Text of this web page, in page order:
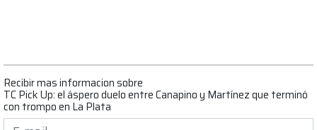
Recibir mas informacion sobre
TC Pick Up: el áspero duelo entre Canapino y Martínez que terminó
con trompo en La Plata